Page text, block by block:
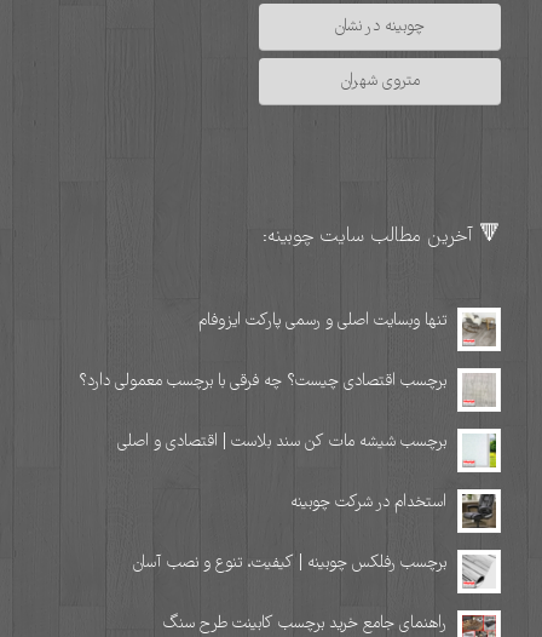
چوبینه در نشان
متروی شهران
🔻 آخرین مطالب سایت چوبینه:
تنها وبسایت اصلی و رسمی پارکت ایزوفام
برچسب اقتصادی چیست؟ چه فرقی با برچسب معمولی دارد؟
برچسب شیشه مات کن سند بلاست | اقتصادی و اصلی
استخدام در شرکت چوبینه
برچسب رفلکس چوبینه | کیفیت، تنوع و نصب آسان
راهنمای جامع خرید برچسب کابینت طرح سنگ